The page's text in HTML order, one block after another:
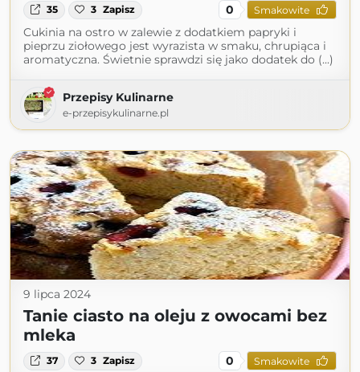
35 3 Zapisz 0 Smakowite
Cukinia na ostro w zalewie z dodatkiem papryki i
pieprzu ziołowego jest wyrazista w smaku, chrupiąca i
aromatyczna. Świetnie sprawdzi się jako dodatek do (...)
Przepisy Kulinarne
e-przepisykulinarne.pl
9 lipca 2024
Tanie ciasto na oleju z owocami bez
mleka
37 3 Zapisz 0 Smakowite